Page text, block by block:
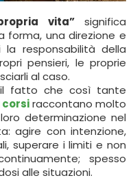
vita” significa
forma, una direzione e
la responsabilità della
pensieri, le proprie
al caso.
fatto che così tante
raccontano molto
determinazione nel
agire con intenzione,
superare i limiti e non
spesso
alle situazioni.